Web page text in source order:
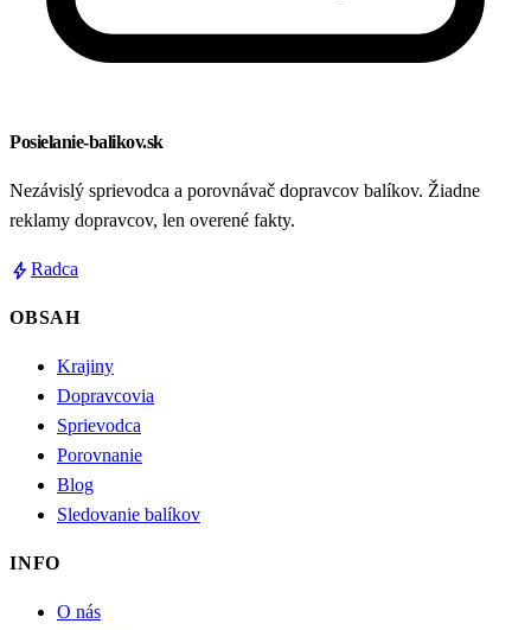
Posielanie-balikov.sk
Nezávislý sprievodca a porovnávač dopravcov balíkov. Žiadne
reklamy dopravcov, len overené fakty.
boltRadca
OBSAH
Krajiny
Dopravcovia
Sprievodca
Porovnanie
Blog
Sledovanie balíkov
INFO
O nás